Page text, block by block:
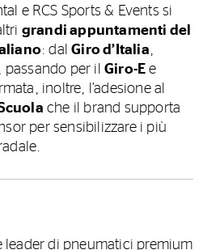
e RCS Sports & Events si
grandi appuntamenti del
: dalGiro d’Italia,
, passando per ilGiro-E e
inoltre, l’adesione al
che il brand supporta
per sensibilizzare i più
leader di pneumatici premium